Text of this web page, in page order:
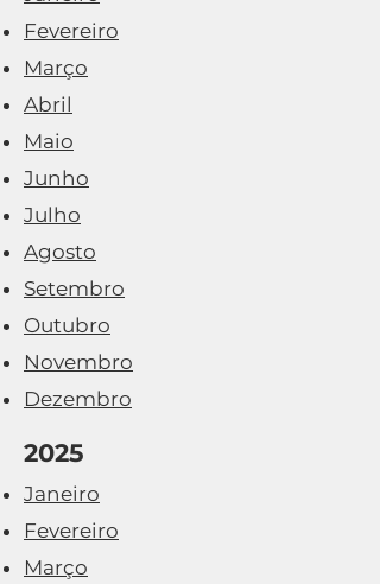
Fevereiro
Março
Abril
Maio
Junho
Julho
Agosto
Setembro
Outubro
Novembro
Dezembro
2025
Janeiro
Fevereiro
Março